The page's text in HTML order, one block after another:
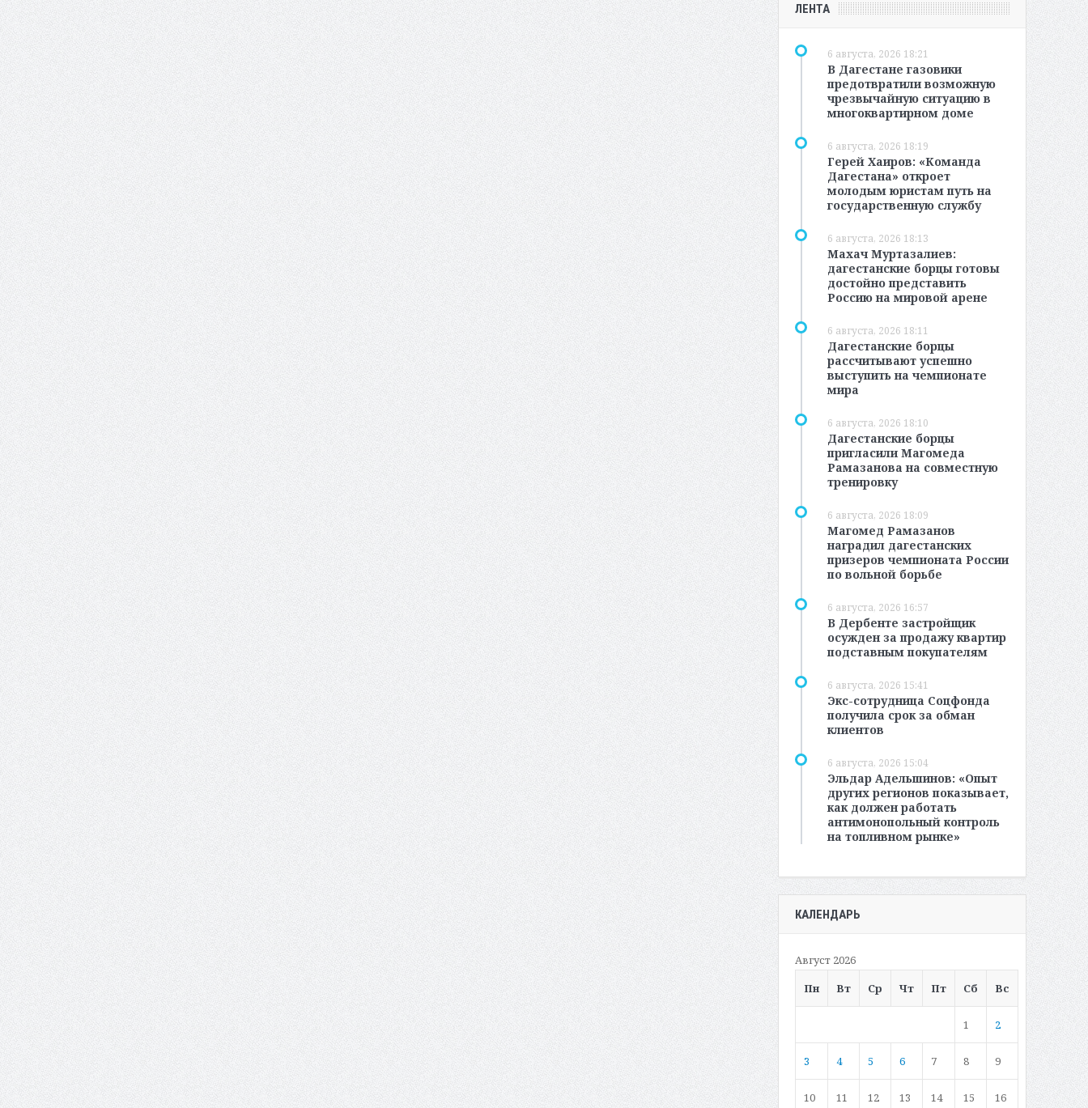
ЛЕНТА
6 августа, 2026 18:21
В Дагестане газовики
предотвратили возможную
чрезвычайную ситуацию в
многоквартирном доме
6 августа, 2026 18:19
Герей Хаиров: «Команда
Дагестана» откроет
молодым юристам путь на
государственную службу
6 августа, 2026 18:13
Махач Муртазалиев:
дагестанские борцы готовы
достойно представить
Россию на мировой арене
6 августа, 2026 18:11
Дагестанские борцы
рассчитывают успешно
выступить на чемпионате
мира
6 августа, 2026 18:10
Дагестанские борцы
пригласили Магомеда
Рамазанова на совместную
тренировку
6 августа, 2026 18:09
Магомед Рамазанов
наградил дагестанских
призеров чемпионата России
по вольной борьбе
6 августа, 2026 16:57
В Дербенте застройщик
осужден за продажу квартир
подставным покупателям
6 августа, 2026 15:41
Экс-сотрудница Соцфонда
получила срок за обман
клиентов
6 августа, 2026 15:04
Эльдар Адельшинов: «Опыт
других регионов показывает,
как должен работать
антимонопольный контроль
на топливном рынке»
КАЛЕНДАРЬ
Август 2026
Пн
Вт Ср Чт Пт Сб Вс
1 2
3 4 5 6 7 8 9
10 11 12 13 14 15 16